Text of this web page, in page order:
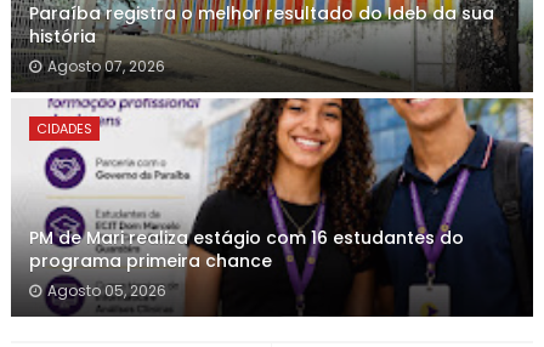
Paraíba registra o melhor resultado do Ideb da sua
história
Agosto 07, 2026
CIDADES
PM de Mari realiza estágio com 16 estudantes do
programa primeira chance
Agosto 05, 2026